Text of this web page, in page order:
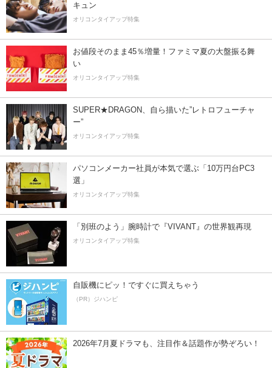
キュン
オリコンタイアップ特集
お値段そのまま45％増量！ファミマ夏の大盤振る舞
い
オリコンタイアップ特集
SUPER★DRAGON、自ら描いた”レトロフューチャ
ー”
オリコンタイアップ特集
パソコンメーカー社員が本気で選ぶ「10万円台PC3
選」
オリコンタイアップ特集
「別班のよう」腕時計で『VIVANT』の世界観再現
オリコンタイアップ特集
自販機にピッ！ですぐに買えちゃう
（PR）ジハンピ
2026年7月夏ドラマも、注目作＆話題作が勢ぞろい！